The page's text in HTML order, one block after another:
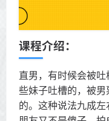
课程介绍：
直男，有时候会被
些妹子吐槽的，被
的。这种说法九成